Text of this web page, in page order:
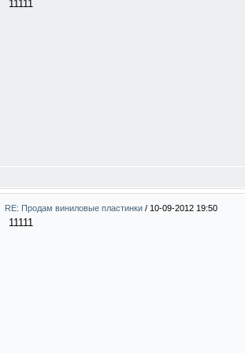
11111
RE: Продам виниловые пластинки / 10-09-2012 19:50
11111